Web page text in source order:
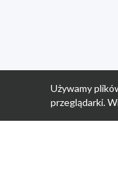
Używamy
przeglądarki.